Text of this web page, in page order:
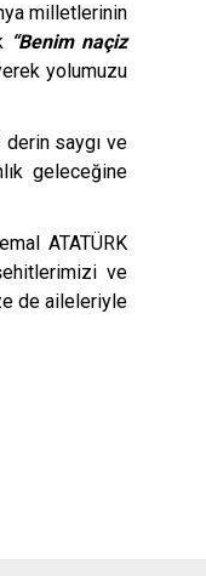
milletlerinin
“Benim naçiz
yolumuzu
derin saygı ve
geleceğine
ATATÜRK
ve
de aileleriyle